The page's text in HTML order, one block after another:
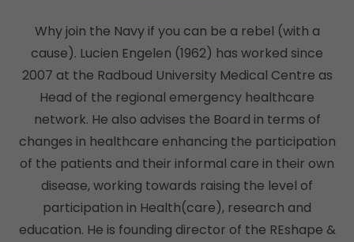
Why join the Navy if you can be a rebel (with a
cause). Lucien Engelen (1962) has worked since
2007 at the Radboud University Medical Centre as
Head of the regional emergency healthcare
network. He also advises the Board in terms of
changes in healthcare enhancing the participation
of the patients and their informal care in their own
disease, working towards raising the level of
participation in Health(care), research and
education. He is founding director of the REshape &